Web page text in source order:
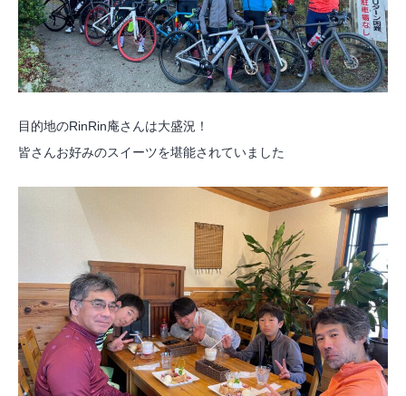
目的地のRinRin庵さんは大盛況！
皆さんお好みのスイーツを堪能されていました